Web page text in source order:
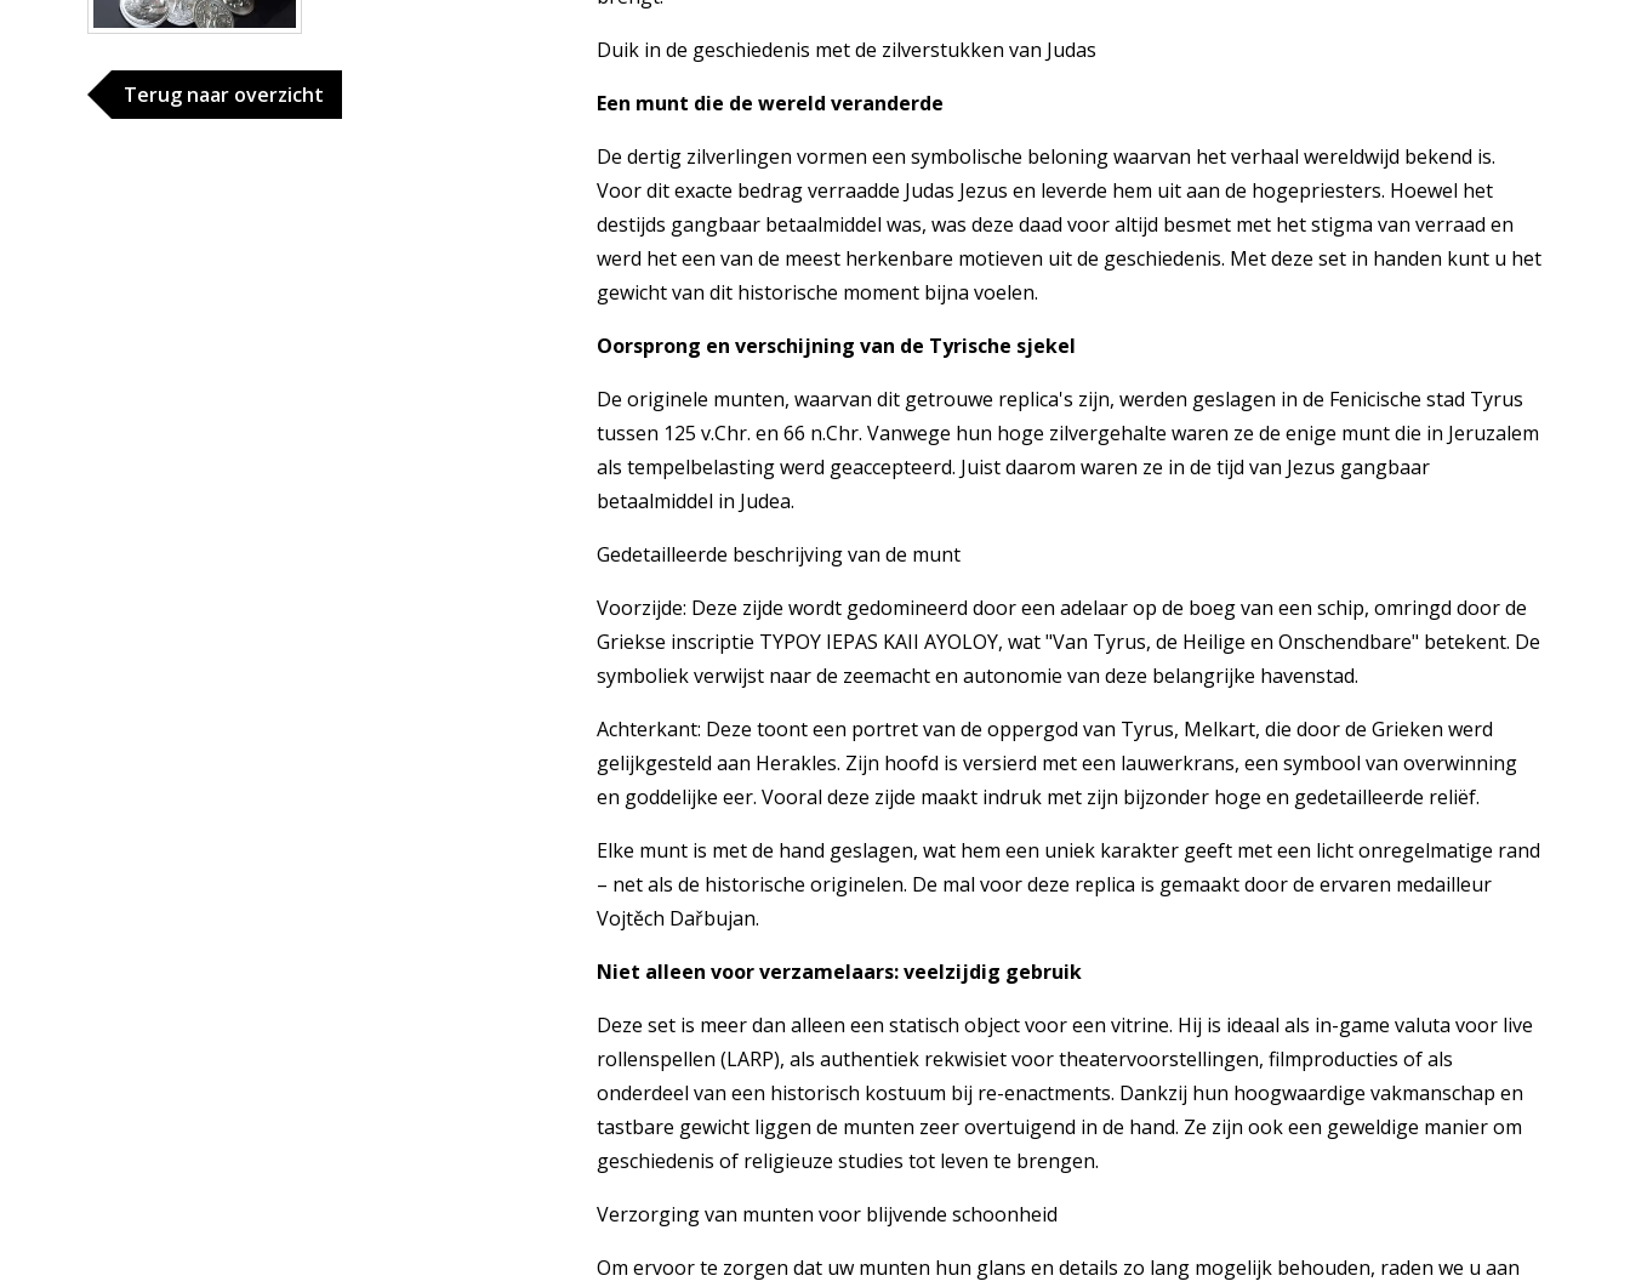
Terug naar overzicht
Duik in de geschiedenis met de zilverstukken van Judas
Een munt die de wereld veranderde
De dertig zilverlingen vormen een symbolische beloning waarvan het verhaal wereldwijd bekend is.
Voor dit exacte bedrag verraadde Judas Jezus en leverde hem uit aan de hogepriesters. Hoewel het
destijds gangbaar betaalmiddel was, was deze daad voor altijd besmet met het stigma van verraad en
werd het een van de meest herkenbare motieven uit de geschiedenis. Met deze set in handen kunt u het
gewicht van dit historische moment bijna voelen.
Oorsprong en verschijning van de Tyrische sjekel
De originele munten, waarvan dit getrouwe replica's zijn, werden geslagen in de Fenicische stad Tyrus
tussen 125 v.Chr. en 66 n.Chr. Vanwege hun hoge zilvergehalte waren ze de enige munt die in Jeruzalem
als tempelbelasting werd geaccepteerd. Juist daarom waren ze in de tijd van Jezus gangbaar
betaalmiddel in Judea.
Gedetailleerde beschrijving van de munt
Voorzijde: Deze zijde wordt gedomineerd door een adelaar op de boeg van een schip, omringd door de
Griekse inscriptie TYPOY IEPAS KAII AYOLOY, wat "Van Tyrus, de Heilige en Onschendbare" betekent. De
symboliek verwijst naar de zeemacht en autonomie van deze belangrijke havenstad.
Achterkant: Deze toont een portret van de oppergod van Tyrus, Melkart, die door de Grieken werd
gelijkgesteld aan Herakles. Zijn hoofd is versierd met een lauwerkrans, een symbool van overwinning
en goddelijke eer. Vooral deze zijde maakt indruk met zijn bijzonder hoge en gedetailleerde reliëf.
Elke munt is met de hand geslagen, wat hem een uniek karakter geeft met een licht onregelmatige rand
– net als de historische originelen. De mal voor deze replica is gemaakt door de ervaren medailleur
Vojtěch Dařbujan.
Niet alleen voor verzamelaars: veelzijdig gebruik
Deze set is meer dan alleen een statisch object voor een vitrine. Hij is ideaal als in-game valuta voor live
rollenspellen (LARP), als authentiek rekwisiet voor theatervoorstellingen, filmproducties of als
onderdeel van een historisch kostuum bij re-enactments. Dankzij hun hoogwaardige vakmanschap en
tastbare gewicht liggen de munten zeer overtuigend in de hand. Ze zijn ook een geweldige manier om
geschiedenis of religieuze studies tot leven te brengen.
Verzorging van munten voor blijvende schoonheid
Om ervoor te zorgen dat uw munten hun glans en details zo lang mogelijk behouden, raden we u aan